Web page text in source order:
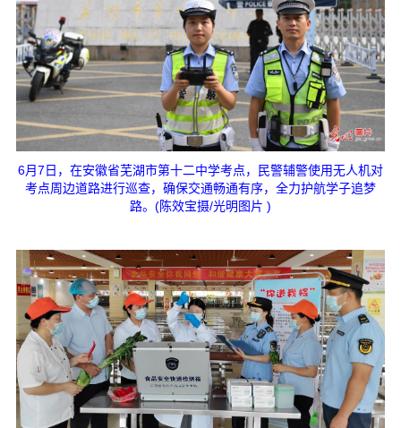
6月7日，在安徽省芜湖市第十二中学考点，民警辅警使用无人机对
考点周边道路进行巡查，确保交通畅通有序，全力护航学子追梦
路。(陈效宝摄/光明图片 )